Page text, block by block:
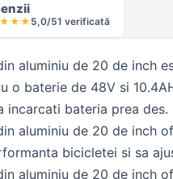
★ ★ ★ 5,0/51 verificată
aluminiu de 20 de inch
o baterie de 48V si
incarcati bateria prea
aluminiu de 20 de inch
bicicletei si sa
aluminiu de 20 de inch